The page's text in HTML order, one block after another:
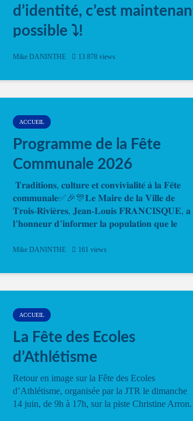
d’identité, c’est
possible ⤵️!
Désormais, il est possible de prendre rendez-
Mike DANINTHE 13 878 views
ACCUEIL
Programme de la Fête
Communale 2026
𝐓𝐫𝐚𝐝𝐢𝐭𝐢𝐨𝐧𝐬, 𝐜𝐮𝐥𝐭𝐮𝐫𝐞 𝐞𝐭 𝐜𝐨𝐧𝐯𝐢𝐯𝐢𝐚𝐥𝐢𝐭𝐞́ 𝐚̀ 𝐥𝐚 𝐅𝐞̂𝐭𝐞
𝐜𝐨𝐦𝐦𝐮𝐧𝐚𝐥𝐞✅🎉🎊𝐋𝐞 𝐌𝐚𝐢𝐫𝐞 𝐝𝐞 𝐥𝐚 𝐕𝐢𝐥𝐥𝐞 𝐝𝐞
𝐓𝐫𝐨𝐢𝐬-𝐑𝐢𝐯𝐢𝐞̀𝐫𝐞𝐬, 𝐉𝐞𝐚𝐧-𝐋𝐨𝐮𝐢𝐬 𝐅𝐑𝐀𝐍𝐂𝐈𝐒𝐐𝐔𝐄, 𝐚
𝐥’𝐡𝐨𝐧𝐧𝐞𝐮𝐫 𝐝’𝐢𝐧𝐟𝐨𝐫𝐦𝐞𝐫 𝐥𝐚 𝐩𝐨𝐩𝐮𝐥𝐚𝐭𝐢𝐨𝐧 𝐪𝐮𝐞 𝐥𝐞
Mike DANINTHE 161 views
ACCUEIL
La Fête des Ecoles
d’Athlétisme
Retour en image sur la Fête des Ecoles
d’Athlétisme, organisée par la JTR le dimanche
14 juin, de 9h à 17h, sur la piste Christine Arron.